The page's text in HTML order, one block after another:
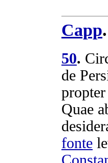
Capp.
50.
de
propter
Quae
fonte